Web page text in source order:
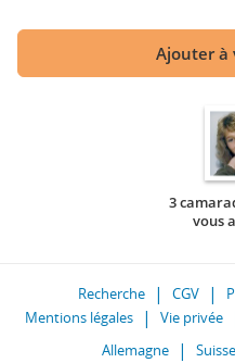
Ajouter à
3
vous
Recherche CGV
Mentions légales
Vie privée
Allemagne
Suisse